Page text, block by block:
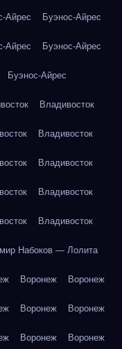
Айрес Буэнос-Айрес
Айрес Буэнос-Айрес
Буэнос-Айрес
Владивосток
Владивосток
Владивосток
Владивосток
Владивосток
Набоков — Лолита
Воронеж Воронеж
Воронеж Воронеж
Воронеж Воронеж